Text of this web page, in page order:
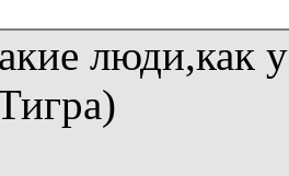
люди,как у